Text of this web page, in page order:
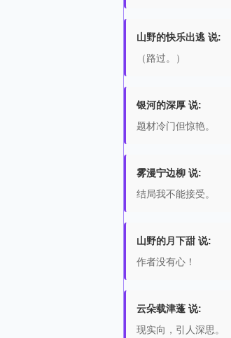
山野的快乐出逃 说:
（路过。）
银河的深厚 说:
题材冷门但惊艳。
雾漫宁边柳 说:
结局我不能接受。
山野的月下甜 说:
作者没有心！
云朵载津蓬 说:
现实向，引人深思。